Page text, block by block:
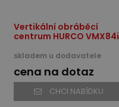
Vertikální obráběcí
centrum HURCO VMX84i
skladem u dodavatele
cena na dotaz
CHCI NABÍDKU